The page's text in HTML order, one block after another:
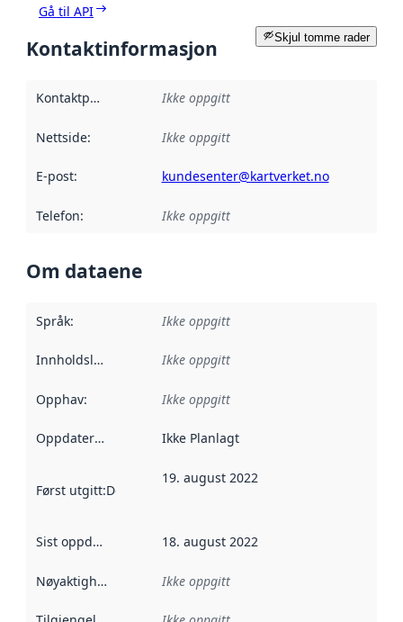
Gå til API
Skjul tomme rader
Kontaktinformasjon
Kontaktpunkt Ikke oppgitt
Nettside: Ikke oppgitt
E-post: kundesenter@kartverket.no
Telefon: Ikke oppgitt
Om dataene
Språk: Ikke oppgitt
Innholdsleverandører :
Ikke oppgitt
Opphav: Ikke oppgitt
Oppdateringsfrekvens :
Ikke Planlagt
Først utgitt:Denne datoen sier når dataene i dette
19. august 2022
Sist oppdatert 18. august 2022
Nøyaktighet Ikke oppgitt